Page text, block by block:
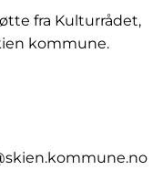
fra Kulturrådet,
kommune.